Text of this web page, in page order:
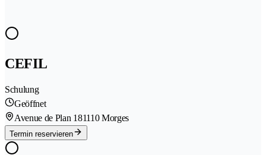
CEFIL
Schulung
Geöffnet
Avenue de Plan 181110 Morges
Termin reservieren